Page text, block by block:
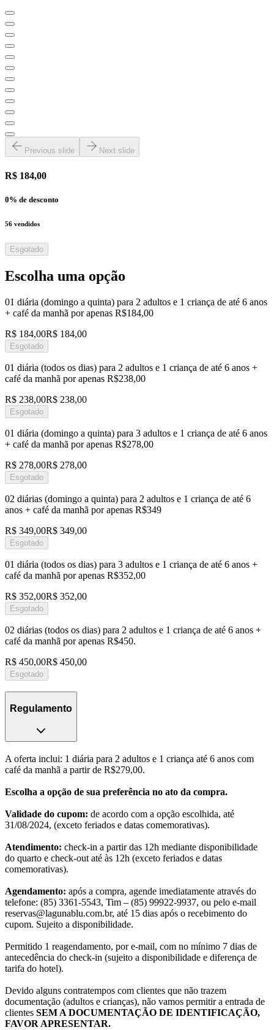
Previous slide Next slide
R$ 184,00
0% de desconto
56 vendidos
Esgotado
Escolha uma opção
01 diária (domingo a quinta) para 2 adultos e 1 criança de até 6 anos
+ café da manhã por apenas R$184,00
R$ 184,00R$ 184,00
Esgotado
01 diária (todos os dias) para 2 adultos e 1 criança de até 6 anos +
café da manhã por apenas R$238,00
R$ 238,00R$ 238,00
Esgotado
01 diária (domingo a quinta) para 3 adultos e 1 criança de até 6 anos
+ café da manhã por apenas R$278,00
R$ 278,00R$ 278,00
Esgotado
02 diárias (domingo a quinta) para 2 adultos e 1 criança de até 6
anos + café da manhã por apenas R$349
R$ 349,00R$ 349,00
Esgotado
01 diária (todos os dias) para 3 adultos e 1 criança de até 6 anos +
café da manhã por apenas R$352,00
R$ 352,00R$ 352,00
Esgotado
02 diárias (todos os dias) para 2 adultos e 1 criança de até 6 anos +
café da manhã por apenas R$450.
R$ 450,00R$ 450,00
Esgotado
Regulamento
A oferta inclui: 1 diária para 2 adultos e 1 criança até 6 anos com
café da manhã a partir de R$279,00.
Escolha a opção de sua preferência no ato da compra.
Validade do cupom: de acordo com a opção escolhida, até
31/08/2024, (exceto feriados e datas comemorativas).
Atendimento: check-in a partir das 12h mediante disponibilidade
do quarto e check-out até às 12h (exceto feriados e datas
comemorativas).
Agendamento: após a compra, agende imediatamente através do
telefone: (85) 3361-5543, Tim – (85) 99922-9937, ou pelo e-mail
reservas@lagunablu.com.br, até 15 dias após o recebimento do
cupom. Sujeito a disponibilidade.
Permitido 1 reagendamento, por e-mail, com no mínimo 7 dias de
antecedência do check-in (sujeito a disponibilidade e diferença de
tarifa do hotel).
Devido alguns contratempos com clientes que não trazem
documentação (adultos e crianças), não vamos permitir a entrada de
clientes SEM A DOCUMENTAÇÃO DE IDENTIFICAÇÃO,
FAVOR APRESENTAR.